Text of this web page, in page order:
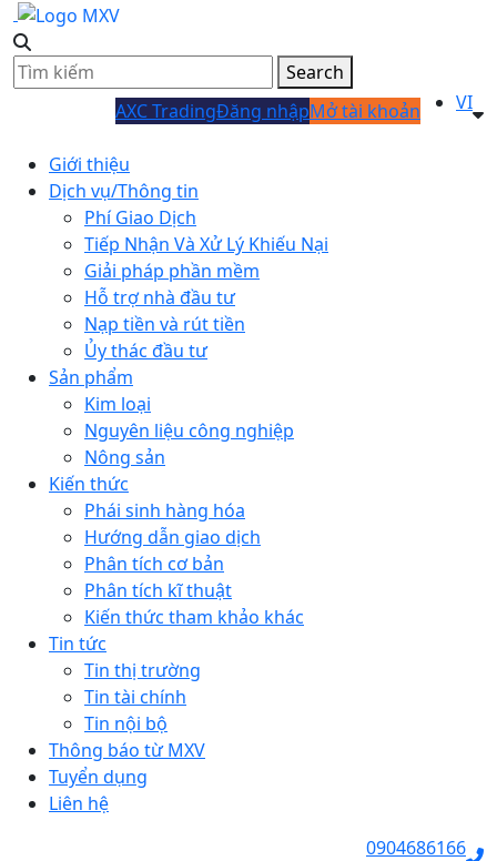
Search
AXC TradingĐăng nhậpMở tài khoản VI
Giới thiệu
Dịch vụ/Thông tin
Phí Giao Dịch
Tiếp Nhận Và Xử Lý Khiếu Nại
Giải pháp phần mềm
Hỗ trợ nhà đầu tư
Nạp tiền và rút tiền
Ủy thác đầu tư
Sản phẩm
Kim loại
Nguyên liệu công nghiệp
Nông sản
Kiến thức
Phái sinh hàng hóa
Hướng dẫn giao dịch
Phân tích cơ bản
Phân tích kĩ thuật
Kiến thức tham khảo khác
Tin tức
Tin thị trường
Tin tài chính
Tin nội bộ
Thông báo từ MXV
Tuyển dụng
Liên hệ
0904686166